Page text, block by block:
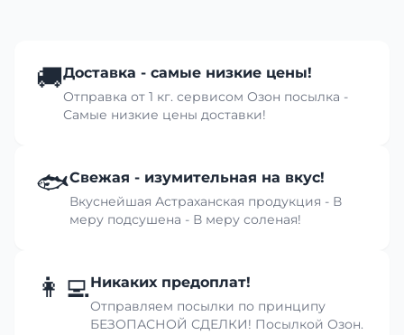
🚚Доставка - самые низкие цены!
Отправка от 1 кг. сервисом Озон посылка -
Самые низкие цены доставки!
🐟Свежая - изумительная на вкус!
Вкуснейшая Астраханская продукция - В
меру подсушена - В меру соленая!
👩‍💻Никаких предоплат!
Отправляем посылки по принципу
БЕЗОПАСНОЙ СДЕЛКИ! Посылкой Озон.